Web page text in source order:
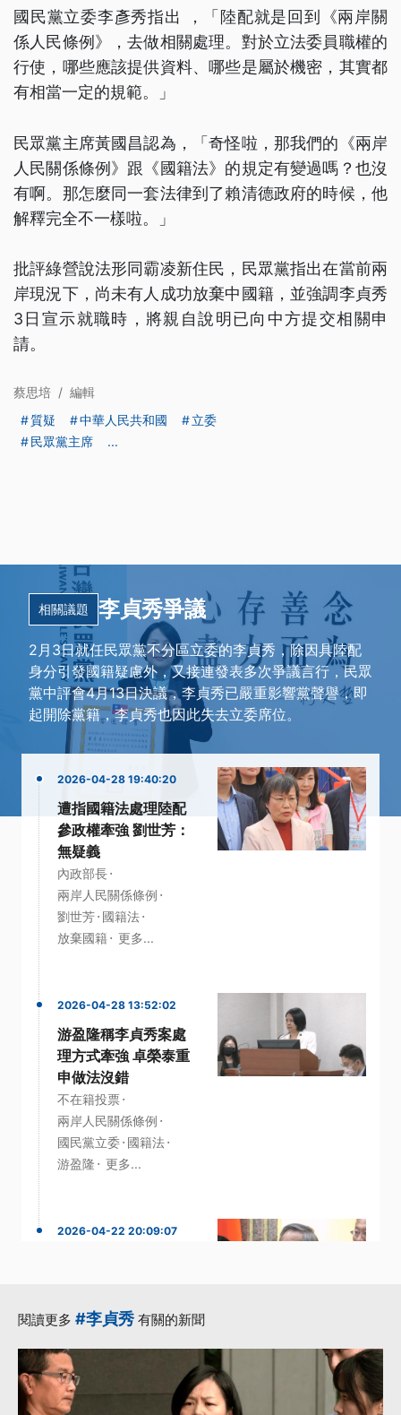
國民黨立委李彥秀指出 ，「陸配就是回到《兩岸關
係人民條例》，去做相關處理。對於立法委員職權的
行使，哪些應該提供資料、哪些是屬於機密，其實都
有相當一定的規範。」
民眾黨主席黃國昌認為，「奇怪啦，那我們的《兩岸
人民關係條例》跟《國籍法》的規定有變過嗎？也沒
有啊。那怎麼同一套法律到了賴清德政府的時候，他
解釋完全不一樣啦。」
批評綠營說法形同霸凌新住民，民眾黨指出在當前兩
岸現況下，尚未有人成功放棄中國籍，並強調李貞秀
3日宣示就職時，將親自說明已向中方提交相關申
請。
蔡思培 / 編輯
質疑
中華人民共和國
立委
民眾黨主席
...
相關議題 李貞秀爭議
2月3日就任民眾黨不分區立委的李貞秀，除因具陸配
身分引發國籍疑慮外，又接連發表多次爭議言行，民眾
黨中評會4月13日決議，李貞秀已嚴重影響黨聲譽，即
起開除黨籍，李貞秀也因此失去立委席位。
2026-04-28 19:40:20
遭指國籍法處理陸配
參政權牽強 劉世芳：
無疑義
內政部長·
兩岸人民關係條例 ·
劉世芳· 國籍法·
放棄國籍· 更多...
2026-04-28 13:52:02
游盈隆稱李貞秀案處
理方式牽強 卓榮泰重
申做法沒錯
不在籍投票·
兩岸人民關係條例 ·
國民黨立委· 國籍法·
游盈隆 · 更多...
2026-04-22 20:09:07
不分區立委·周俊銘·
宣誓就職·李貞秀·
民眾黨主席
閱讀更多 #李貞秀 有關的新聞